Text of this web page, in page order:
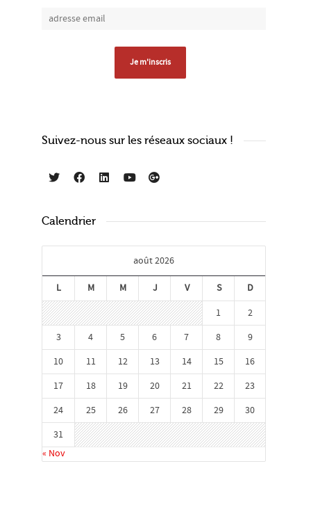
Suivez-nous sur les réseaux sociaux !
Calendrier
août 2026
L M M J V S
D
1
2
3
4 5 6 7 8
9
10
11 12 13 14 15
16
17
18 19 20 21 22
23
24
25 26 27 28 29
30
31
« Nov